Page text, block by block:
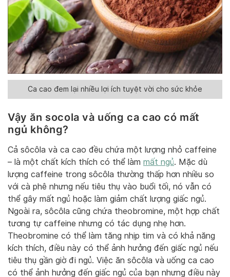
Ca cao đem lại nhiều lợi ích tuyệt vời cho sức khỏe
Vậy ăn socola và uống ca cao có mất
ngủ không?
Cả sôcôla và ca cao đều chứa một lượng nhỏ caffeine
– là một chất kích thích có thể làm mất ngủ. Mặc dù
lượng caffeine trong sôcôla thường thấp hơn nhiều so
với cà phê nhưng nếu tiêu thụ vào buổi tối, nó vẫn có
thể gây mất ngủ hoặc làm giảm chất lượng giấc ngủ.
Ngoài ra, sôcôla cũng chứa theobromine, một hợp chất
tương tự caffeine nhưng có tác dụng nhẹ hơn.
Theobromine có thể làm tăng nhịp tim và có khả năng
kích thích, điều này có thể ảnh hưởng đến giấc ngủ nếu
tiêu thụ gần giờ đi ngủ. Việc ăn sôcôla và uống ca cao
có thể ảnh hưởng đến giấc ngủ của bạn nhưng điều này